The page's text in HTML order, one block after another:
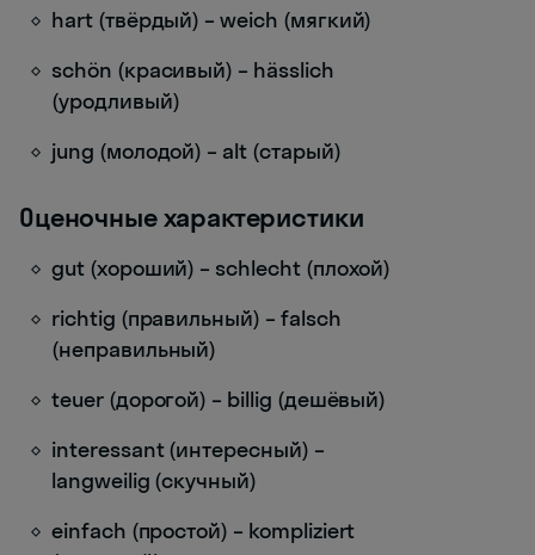
hart (твёрдый) – weich (мягкий)
schön (красивый) – hässlich
(уродливый)
jung (молодой) – alt (старый)
Оценочные характеристики
gut (хороший) – schlecht (плохой)
richtig (правильный) – falsch
(неправильный)
teuer (дорогой) – billig (дешёвый)
interessant (интересный) –
langweilig (скучный)
einfach (простой) – kompliziert